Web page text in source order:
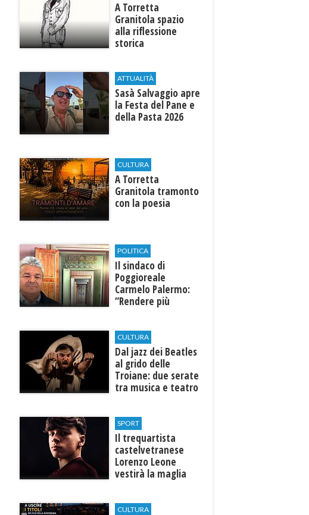
​A Torretta
Granitola spazio
alla riflessione
storica
ATTUALITÀ
Sasà Salvaggio apre
la Festa del Pane e
della Pasta 2026
CULTURA
​A Torretta
Granitola tramonto
con la poesia
POLITICA
Il sindaco di
Poggioreale
Carmelo Palermo:
“Rendere più
Castelvetrano."
CULTURA
Dal jazz dei Beatles
al grido delle
Troiane: due serate
tra musica e teatro
SPORT
Il trequartista
castelvetranese
Lorenzo Leone
vestirà la maglia
CULTURA